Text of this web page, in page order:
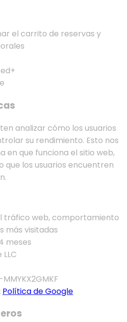
el carrito de reservas y
analizar cómo los usuarios
su rendimiento. Esto nos
en que funciona el sitio web,
que los usuarios encuentren
tráfico web, comportamiento
más visitadas
meses
Política de Google